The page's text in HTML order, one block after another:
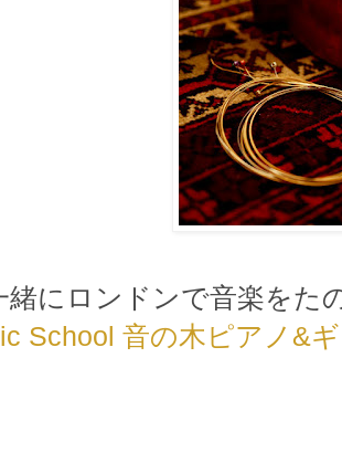
にロンドンで音楽をた
School 音の木ピアノ&